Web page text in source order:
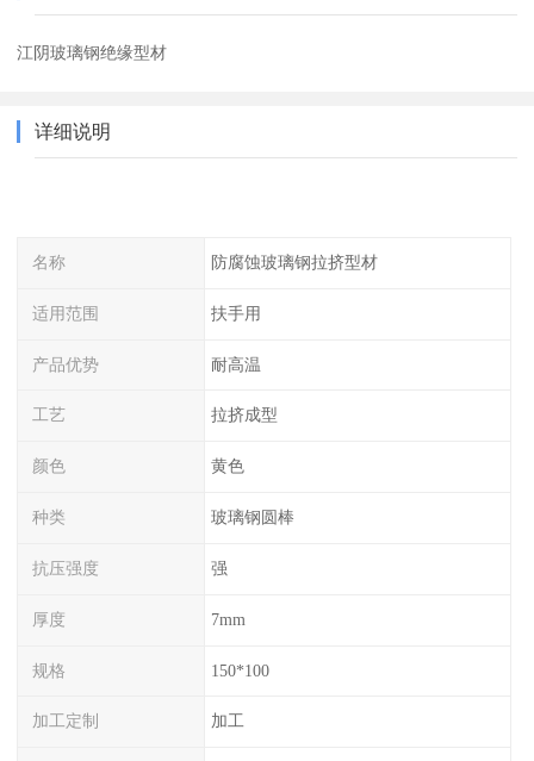
江阴玻璃钢绝缘型材
详细说明
名称 防腐蚀玻璃钢拉挤型材
适用范围 扶手用
产品优势 耐高温
工艺 拉挤成型
颜色 黄色
种类 玻璃钢圆棒
抗压强度 强
厚度 7mm
规格 150*100
加工定制 加工